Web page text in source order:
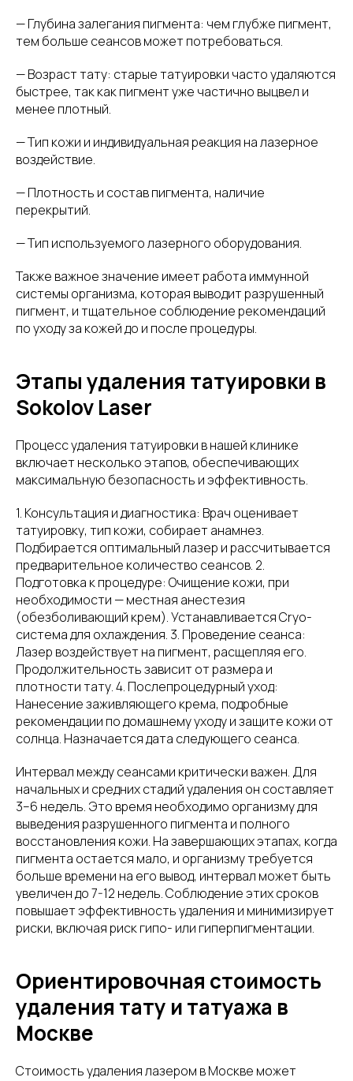
— Глубина залегания пигмента: чем глубже пигмент,
тем больше сеансов может потребоваться.
— Возраст тату: старые татуировки часто удаляются
быстрее, так как пигмент уже частично выцвел и
менее плотный.
— Тип кожи и индивидуальная реакция на лазерное
воздействие.
— Плотность и состав пигмента, наличие
перекрытий.
— Тип используемого лазерного оборудования.
Также важное значение имеет работа иммунной
системы организма, которая выводит разрушенный
пигмент, и тщательное соблюдение рекомендаций
по уходу за кожей до и после процедуры.
Этапы удаления татуировки в
Sokolov Laser
Процесс удаления татуировки в нашей клинике
включает несколько этапов, обеспечивающих
максимальную безопасность и эффективность.
1. Консультация и диагностика: Врач оценивает
татуировку, тип кожи, собирает анамнез.
Подбирается оптимальный лазер и рассчитывается
предварительное количество сеансов. 2.
Подготовка к процедуре: Очищение кожи, при
необходимости — местная анестезия
(обезболивающий крем). Устанавливается Cryo-
система для охлаждения. 3. Проведение сеанса:
Лазер воздействует на пигмент, расщепляя его.
Продолжительность зависит от размера и
плотности тату. 4. Послепроцедурный уход:
Нанесение заживляющего крема, подробные
рекомендации по домашнему уходу и защите кожи от
солнца. Назначается дата следующего сеанса.
Интервал между сеансами критически важен. Для
начальных и средних стадий удаления он составляет
3–6 недель. Это время необходимо организму для
выведения разрушенного пигмента и полного
восстановления кожи. На завершающих этапах, когда
пигмента остается мало, и организму требуется
больше времени на его вывод, интервал может быть
увеличен до 7-12 недель. Соблюдение этих сроков
повышает эффективность удаления и минимизирует
риски, включая риск гипо- или гиперпигментации.
Ориентировочная стоимость
удаления тату и татуажа в
Москве
Стоимость удаления лазером в Москве может